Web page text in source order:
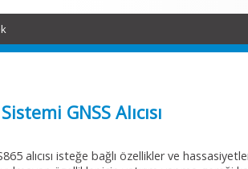
GNSS Alıcısı
alıcısı isteğe bağlı özellikler ve